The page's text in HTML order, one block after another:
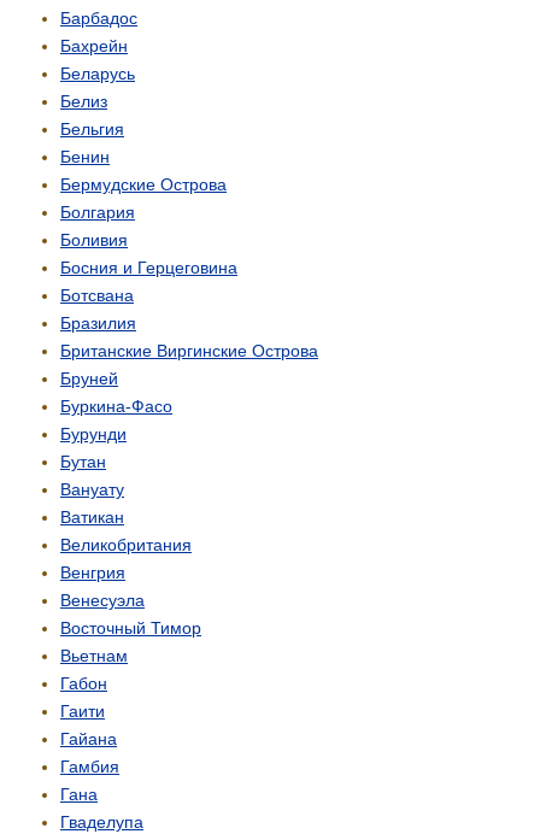
Барбадос
Бахрейн
Беларусь
Белиз
Бельгия
Бенин
Бермудские Острова
Болгария
Боливия
Босния и Герцеговина
Ботсвана
Бразилия
Британские Виргинские Острова
Бруней
Буркина-Фасо
Бурунди
Бутан
Вануату
Ватикан
Великобритания
Венгрия
Венесуэла
Восточный Тимор
Вьетнам
Габон
Гаити
Гайана
Гамбия
Гана
Гваделупа